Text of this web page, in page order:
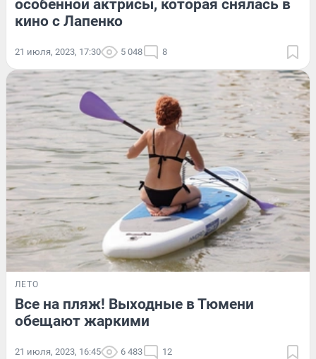
особенной актрисы, которая снялась в
кино с Лапенко
21 июля, 2023, 17:30 5 048 8
ЛЕТО
Все на пляж! Выходные в Тюмени
обещают жаркими
21 июля, 2023, 16:45 6 483 12